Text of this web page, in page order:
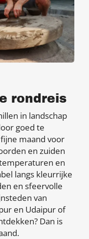
rondreis
in landschap
goed te
maand voor
en zuiden
en
langs kleurrijke
en sfeervolle
van
en Udaipur of
Dan is